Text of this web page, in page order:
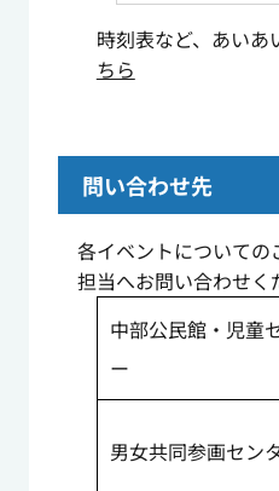
時刻表など、あいあ
ちら
問い合わせ先
各イベントについて
担当へお問い合わせく
中部公民館・児童
ー
男女共同参画セン